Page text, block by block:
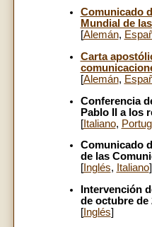
Comunicado
Mundial de
[Alemán,
Carta
[Alemán,
Conferencia
Pablo II a los
[Italiano,
Comunicado
de las
[Inglés, Italiano]
Intervención
de octubre de
[Inglés]